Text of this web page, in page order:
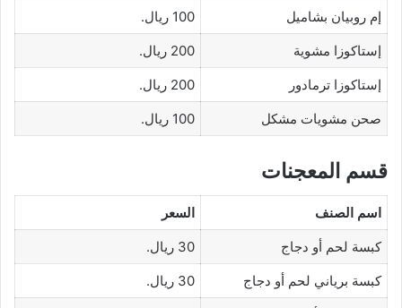
إم روبيان بشاميل
100 ريال.
إستاكوزا مشوية
200 ريال.
إستاكوزا ترمادور
200 ريال.
صحن مشويات مشكل
100 ريال.
قسم المعجنات
اسم الصنف
السعر
كبسة لحم أو دجاج
30 ريال.
كبسة برياني لحم أو دجاج
30 ريال.